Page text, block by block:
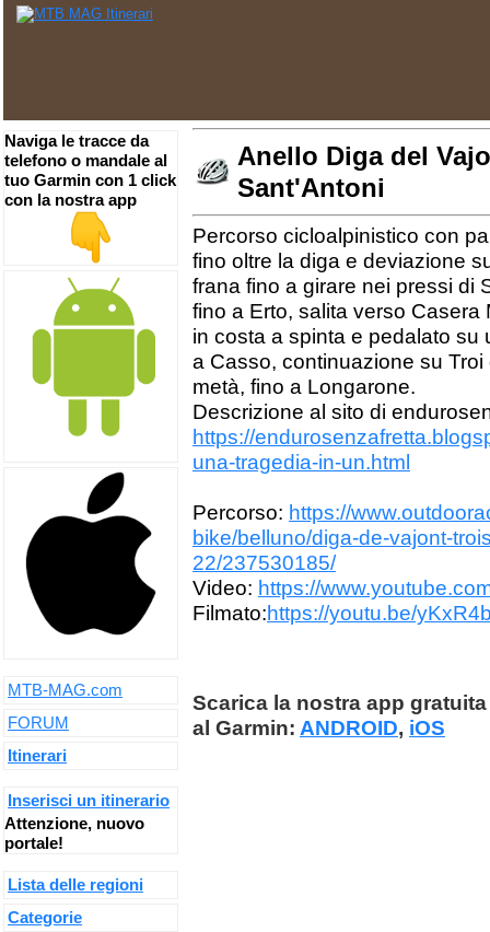
Anello Diga del
Sant'Antoni
Percorso cicloalpinistico con
fino oltre la diga e deviazione
frana fino a girare nei pressi di
fino a Erto, salita verso
in costa a spinta e pedalato su
a Casso, continuazione su
metà, fino a Longarone.
Descrizione al sito di
https://
una-tragedia-in-un.html
Percorso: https://
bike/belluno/diga-de-vajont-
22/237530185/
Video: https://
Filmato:https://youtu.be/
Scarica la nostra app
al Garmin: ANDROID, iOS
Naviga le tracce da
telefono o mandale al
tuo Garmin con 1 click
con la nostra app
MTB-MAG.com
FORUM
Itinerari
Inserisci un itinerario
Attenzione, nuovo
portale!
Lista delle regioni
Categorie